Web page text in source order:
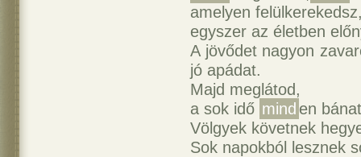
amelyen
egyszer az életben
A jövődet nagyon
jó apádat.
Majd meglátod,
a sok idő mind en
Völgyek követnek
Sok napokból lesznek